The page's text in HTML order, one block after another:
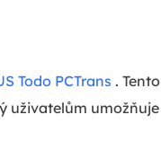
Todo PCTrans . Tento
uživatelům umožňuje